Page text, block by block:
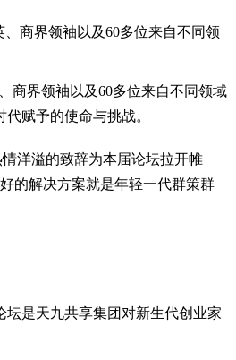
商界领袖以及60多位来自不同领
商界领袖以及60多位来自不同领域
赋予的使命与挑战。
洋溢的致辞为本届论坛拉开帷
的解决方案就是年轻一代群策群
是天九共享集团对新生代创业家